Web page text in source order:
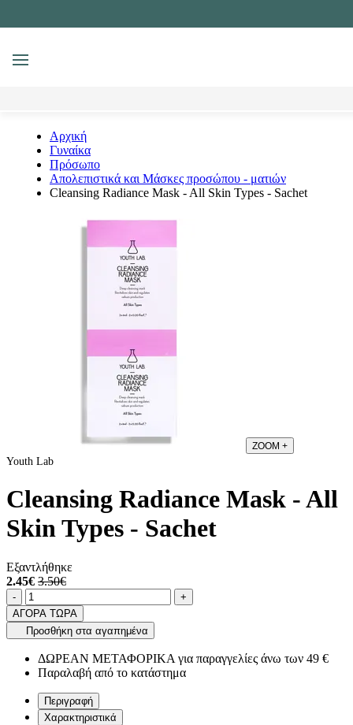
MENU
Αρχική
Γυναίκα
Πρόσωπο
Απολεπιστικά και Μάσκες προσώπου - ματιών
Cleansing Radiance Mask - All Skin Types - Sachet
ZOOM +
Youth Lab
Cleansing Radiance Mask - All
Skin Types - Sachet
Εξαντλήθηκε
2.45€ 3.50€
Ποσότητα
-product.increase.quantity +
ΑΓΟΡΑ ΤΩΡΑ
Προσθήκη στα αγαπημένα
ΔΩΡΕΑΝ ΜΕΤΑΦΟΡΙΚΑ για παραγγελίες άνω των 49 €
Παραλαβή από το κατάστημα
Περιγραφή
Χαρακτηριστικά